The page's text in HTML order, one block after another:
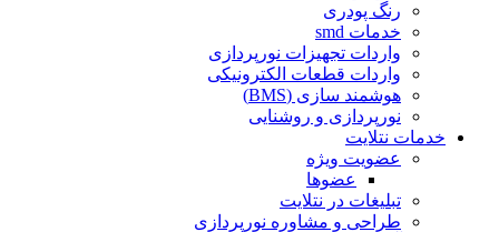
رنگ پودری
خدمات smd
واردات تجهیزات نورپردازی
واردات قطعات الکترونیکی
هوشمند سازی (BMS)
نورپردازی و روشنایی
خدمات نتلایت
عضویت ویژه
عضوها
تبلیغات در نتلایت
طراحی و مشاوره نورپردازی